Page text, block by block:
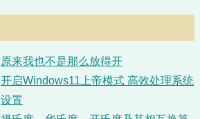
原来我也不是那么放得开
开启Windows11上帝模式 高效处理系统
设置